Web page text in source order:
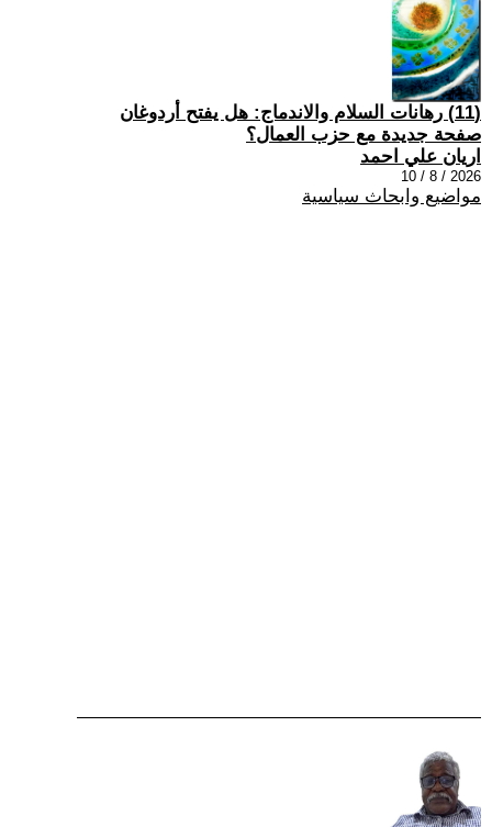
(11) رهانات السلام والاندماج: هل يفتح أردوغان
صفحة جديدة مع حزب العمال؟
اريان علي احمد
2026 / 8 / 10
مواضيع وابحاث سياسية